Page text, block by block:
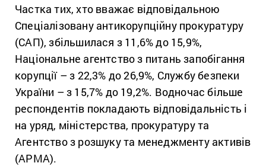
Частка тих, хто вважає відповідальною
Спеціалізовану антикорупційну прокуратуру
(САП), збільшилася з 11,6% до 15,9%,
Національне агентство з питань запобігання
корупції – з 22,3% до 26,9%, Службу безпеки
України – з 15,7% до 19,2%. Водночас більше
респондентів покладають відповідальність і
на уряд, міністерства, прокуратуру та
Агентство з розшуку та менеджменту активів
(АРМА).